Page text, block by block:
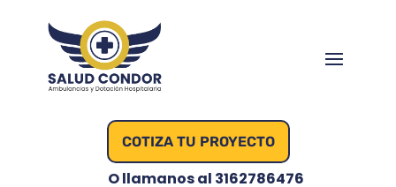
COTIZA TU PROYECTO
O llamanos al 3162786476